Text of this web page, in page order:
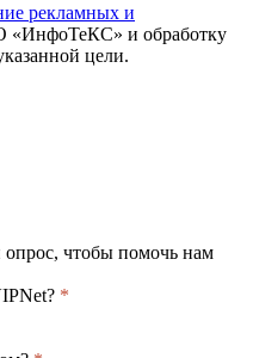
рекламных и
«ИнфоТеКС» и обработку
цели.
чтобы помочь нам
*